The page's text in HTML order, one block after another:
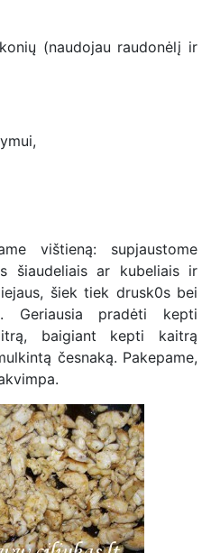
(naudojau raudonėlį ir
vištieną: supjaustome
šiaudeliais ar kubeliais ir
šiek tiek drusk0s bei
Geriausia pradėti kepti
baigiant kepti kaitrą
česnaką. Pakepame,